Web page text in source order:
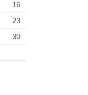
16
23
30